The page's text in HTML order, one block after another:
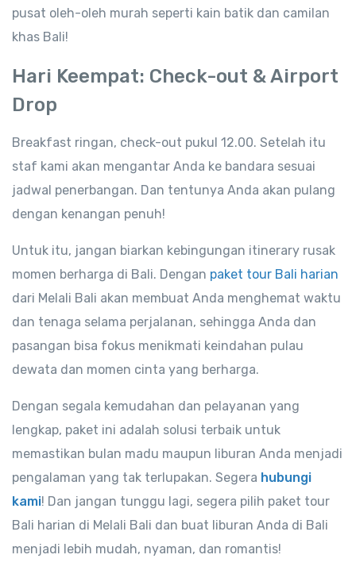
pusat oleh-oleh murah seperti kain batik dan camilan
khas Bali!
Hari Keempat: Check-out & Airport
Drop
Breakfast ringan, check-out pukul 12.00. Setelah itu
staf kami akan mengantar Anda ke bandara sesuai
jadwal penerbangan. Dan tentunya Anda akan pulang
dengan kenangan penuh!
Untuk itu, jangan biarkan kebingungan itinerary rusak
momen berharga di Bali. Dengan paket tour Bali harian
dari Melali Bali akan membuat Anda menghemat waktu
dan tenaga selama perjalanan, sehingga Anda dan
pasangan bisa fokus menikmati keindahan pulau
dewata dan momen cinta yang berharga.
Dengan segala kemudahan dan pelayanan yang
lengkap, paket ini adalah solusi terbaik untuk
memastikan bulan madu maupun liburan Anda menjadi
pengalaman yang tak terlupakan. Segera hubungi
kami! Dan jangan tunggu lagi, segera pilih paket tour
Bali harian di Melali Bali dan buat liburan Anda di Bali
menjadi lebih mudah, nyaman, dan romantis!